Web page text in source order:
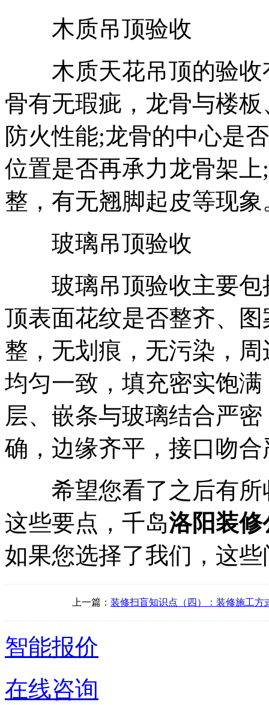
木质吊顶验收
木质天花吊顶的验收
骨有无瑕疵，龙骨与楼
防火性能;龙骨的中心是
位置是否再承力龙骨架
整，有无翘脚起皮等现象
玻璃吊顶验收
玻璃吊顶验收主要包
顶表面花纹是否整齐、
整，无划痕，无污染，
均匀一致，填充密实饱
层、嵌条与玻璃结合严
确，边缘齐平，接口吻
希望您看了之后有所
这些要点，千岛洛阳装修
如果您选择了我们，这
上一篇： 装修扫盲知识点（四）：装修施工方
智能报价
在线咨询